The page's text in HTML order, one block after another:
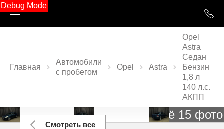
Debug Mode
Главная
Автомобили
с пробегом
Opel Astra
Opel
Astra
Седан
Бензин
1,8 л
140 л.с.
АКПП
Ещё 15 фото
Смотреть все